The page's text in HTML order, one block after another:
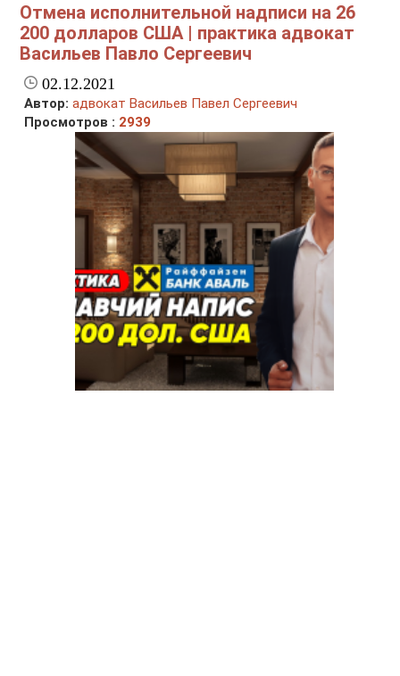
Отмена исполнительной надписи на 26
200 долларов США | практика адвокат
Васильев Павло Сергеевич
02.12.2021
Автор: адвокат Васильев Павел Сергеевич
Просмотров : 2939